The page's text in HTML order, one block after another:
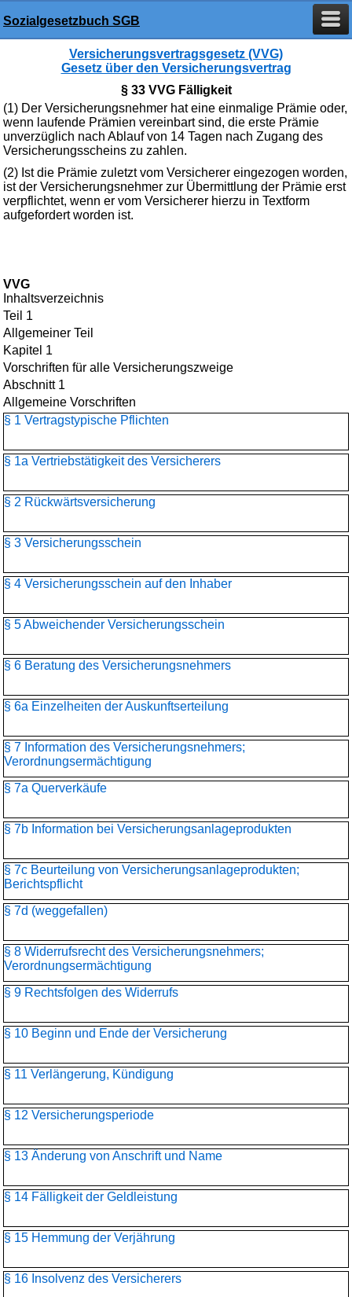
Sozialgesetzbuch SGB
Versicherungsvertragsgesetz (VVG)
Gesetz über den Versicherungsvertrag
§ 33 VVG Fälligkeit
(1) Der Versicherungsnehmer hat eine einmalige Prämie oder,
wenn laufende Prämien vereinbart sind, die erste Prämie
unverzüglich nach Ablauf von 14 Tagen nach Zugang des
Versicherungsscheins zu zahlen.
(2) Ist die Prämie zuletzt vom Versicherer eingezogen worden,
ist der Versicherungsnehmer zur Übermittlung der Prämie erst
verpflichtet, wenn er vom Versicherer hierzu in Textform
aufgefordert worden ist.
VVG
Inhaltsverzeichnis
Teil 1
Allgemeiner Teil
Kapitel 1
Vorschriften für alle Versicherungszweige
Abschnitt 1
Allgemeine Vorschriften
§ 1 Vertragstypische Pflichten
§ 1a Vertriebstätigkeit des Versicherers
§ 2 Rückwärtsversicherung
§ 3 Versicherungsschein
§ 4 Versicherungsschein auf den Inhaber
§ 5 Abweichender Versicherungsschein
§ 6 Beratung des Versicherungsnehmers
§ 6a Einzelheiten der Auskunftserteilung
§ 7 Information des Versicherungsnehmers;
Verordnungsermächtigung
§ 7a Querverkäufe
§ 7b Information bei Versicherungsanlageprodukten
§ 7c Beurteilung von Versicherungsanlageprodukten;
Berichtspflicht
§ 7d (weggefallen)
§ 8 Widerrufsrecht des Versicherungsnehmers;
Verordnungsermächtigung
§ 9 Rechtsfolgen des Widerrufs
§ 10 Beginn und Ende der Versicherung
§ 11 Verlängerung, Kündigung
§ 12 Versicherungsperiode
§ 13 Änderung von Anschrift und Name
§ 14 Fälligkeit der Geldleistung
§ 15 Hemmung der Verjährung
§ 16 Insolvenz des Versicherers